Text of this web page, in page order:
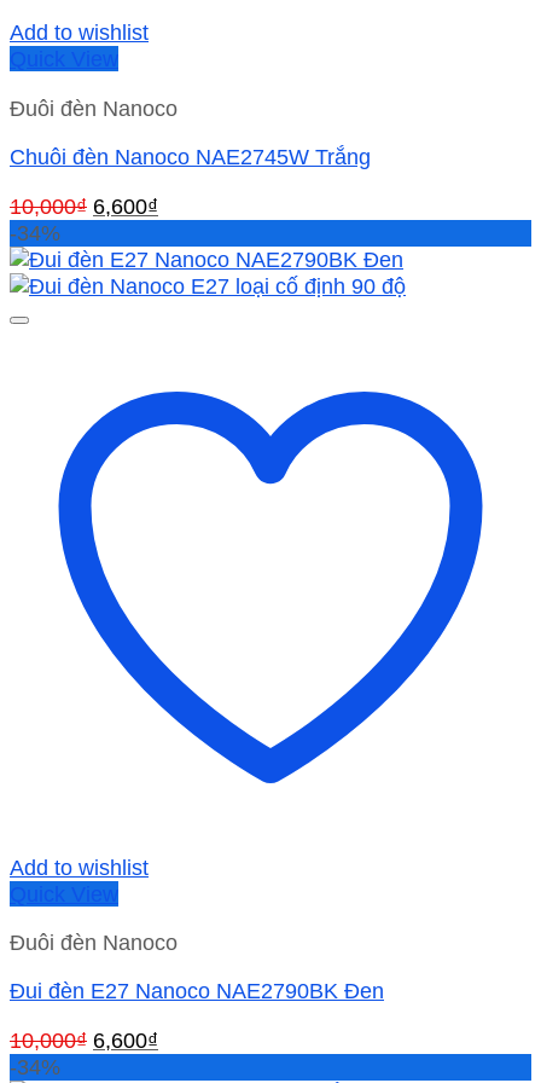
Add to wishlist
Quick View
Đuôi đèn Nanoco
Chuôi đèn Nanoco NAE2745W Trắng
10,000₫ Giá
là:
10,000₫.
6,600₫
tại
là:
-34%
Add to wishlist
Quick View
Đuôi đèn Nanoco
Đui đèn E27 Nanoco NAE2790BK Đen
10,000₫ Giá
6,600₫
-34%